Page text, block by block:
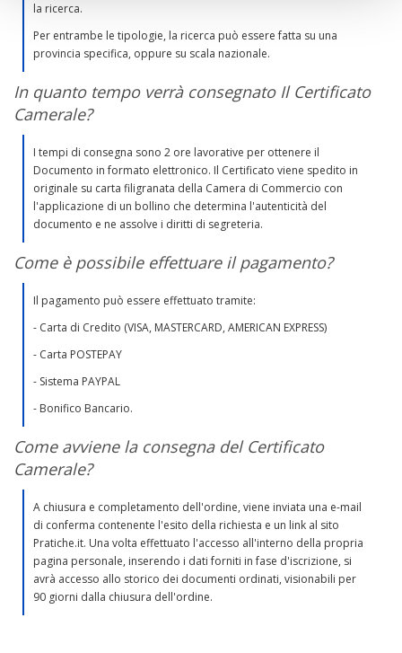
la ricerca.
Per entrambe le tipologie, la ricerca può essere fatta su una
provincia specifica, oppure su scala nazionale.
In quanto tempo verrà consegnato Il Certificato
Camerale?
I tempi di consegna sono 2 ore lavorative per ottenere il
Documento in formato elettronico. Il Certificato viene spedito in
originale su carta filigranata della Camera di Commercio con
l'applicazione di un bollino che determina l'autenticità del
documento e ne assolve i diritti di segreteria.
Come è possibile effettuare il pagamento?
Il pagamento può essere effettuato tramite:
- Carta di Credito (VISA, MASTERCARD, AMERICAN EXPRESS)
- Carta POSTEPAY
- Sistema PAYPAL
- Bonifico Bancario.
Come avviene la consegna del Certificato
Camerale?
A chiusura e completamento dell'ordine, viene inviata una e-mail
di conferma contenente l'esito della richiesta e un link al sito
Pratiche.it. Una volta effettuato l'accesso all'interno della propria
pagina personale, inserendo i dati forniti in fase d'iscrizione, si
avrà accesso allo storico dei documenti ordinati, visionabili per
90 giorni dalla chiusura dell'ordine.